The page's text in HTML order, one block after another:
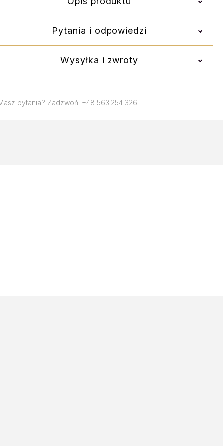
Pytania i odpowiedzi
Wysyłka i zwroty
pytania? Zadzwoń: +48 563 254 326